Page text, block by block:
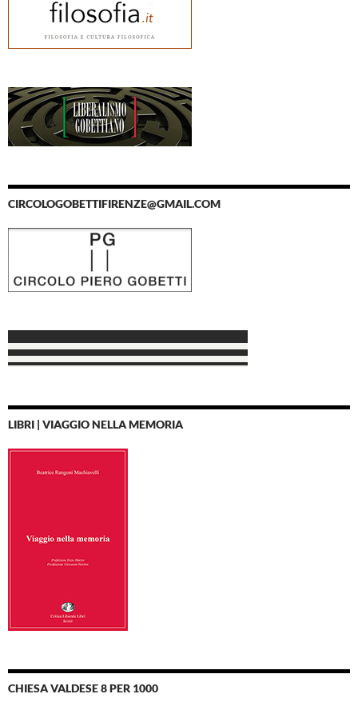
CIRCOLOGOBETTIFIRENZE@GMAIL.COM
LIBRI | VIAGGIO NELLA MEMORIA
CHIESA VALDESE 8 PER 1000